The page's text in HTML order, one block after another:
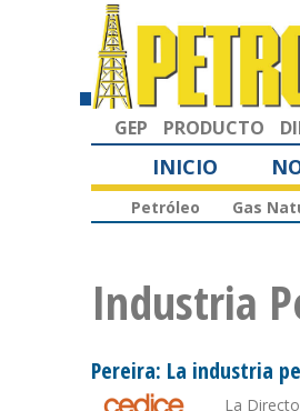
GEP PRODUCTO
INICIO
Petróleo Gas
Industria
Pereira: La industria
La